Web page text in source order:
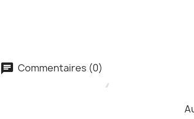
Commentaires (0)